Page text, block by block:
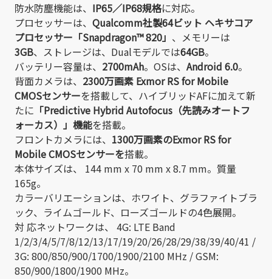
防水防塵機能は、 IP65／IP68規格に対応。
プロセッサーは、 Qualcomm社製64ビット ヘキサコア
プロセッサー「Snapdragon™ 820」 、メモリーは
3GB、ストレージは、Dualモデルでは64GB。
バッテリー容量は、 2700mAh。OSは、 Android 6.0。
背面カメラは、 2300万画素 Exmor RS for Mobile
CMOSセンサーを搭載して、ハイブリッドAFに加えて新
たに 「Predictive Hybrid Autofocus（先読みオートフ
ォーカス）」機能を搭載。
フロントカメラには、 1300万画素のExmor RS for
Mobile CMOSセンサーを搭載。
本体サイズは、 144 mm x 70 mm x 8.7 mm。質量
165g。
カラーバリエーションは、ホワイト、グラファイトブラ
ック、ライムゴールド、ローズゴールドの4色展開。
対 応ネットワークは、 4G: LTE Band
1/2/3/4/5/7/8/12/13/17/19/20/26/28/29/38/39/40/41 /
3G: 800/850/900/1700/1900/2100 MHz / GSM:
850/900/1800/1900 MHz。